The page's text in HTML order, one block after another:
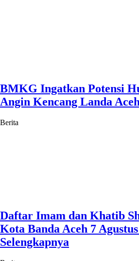
BMKG Ingatkan Potensi
Angin Kencang Landa
Berita
Daftar Imam dan Khatib
Kota Banda Aceh 7
Selengkapnya